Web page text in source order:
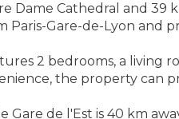
Cathedral and 39
Paris-Gare-de-Lyon and
2 bedrooms, a living
the property can
de l'Est is 40 km